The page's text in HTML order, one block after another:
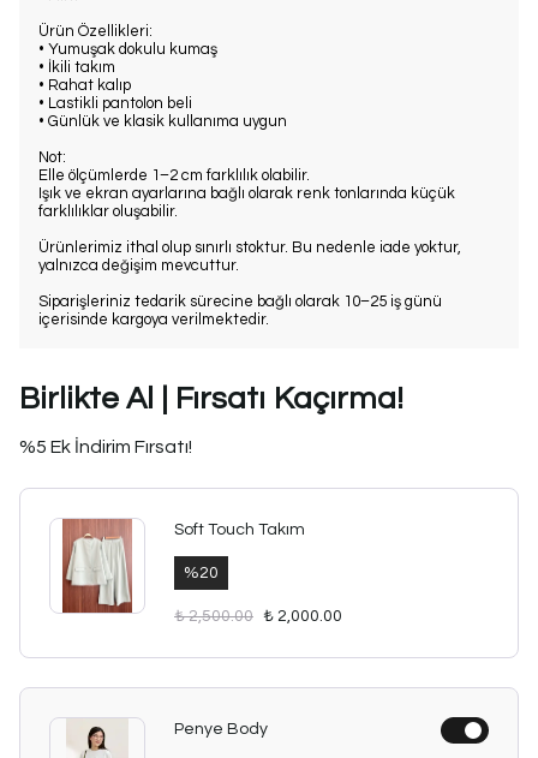
Ürün Özellikleri:
• Yumuşak dokulu kumaş
• İkili takım
• Rahat kalıp
• Lastikli pantolon beli
• Günlük ve klasik kullanıma uygun
Not:
Elle ölçümlerde 1–2 cm farklılık olabilir.
Işık ve ekran ayarlarına bağlı olarak renk tonlarında küçük
farklılıklar oluşabilir.
Ürünlerimiz ithal olup sınırlı stoktur. Bu nedenle iade yoktur,
yalnızca değişim mevcuttur.
Siparişleriniz tedarik sürecine bağlı olarak 10–25 iş günü
içerisinde kargoya verilmektedir.
Birlikte Al | Fırsatı Kaçırma!
%5 Ek İndirim Fırsatı!
Soft Touch Takım
%20
₺ 2,500.00 ₺ 2,000.00
Penye Body